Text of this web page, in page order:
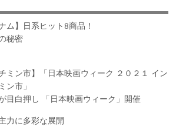
ム】日系ヒット8商品！
秘密
チミン市】「日本映画ウィーク ２０２１ イン
ン市」
目白押し 「日本映画ウィーク」開催
力に多彩な展開